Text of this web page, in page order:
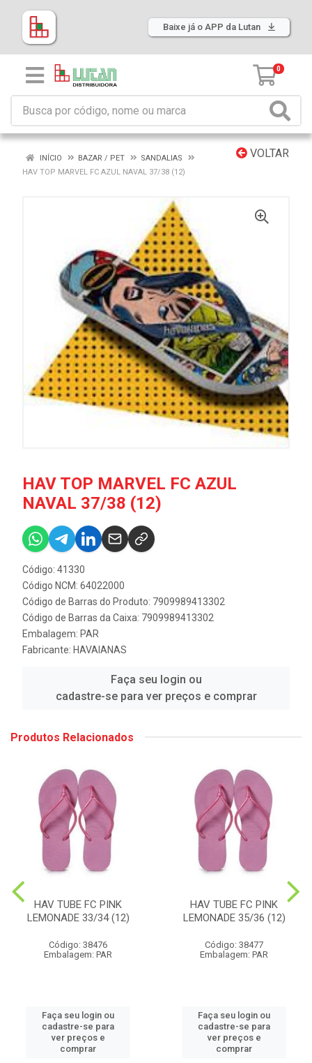
Baixe já o APP da Lutan
0
VOLTAR
INÍCIO BAZAR / PET
SANDALIAS
HAV TOP MARVEL FC AZUL NAVAL 37/38 (12)
HAV TOP MARVEL FC AZUL
NAVAL 37/38 (12)
Código: 41330
Código NCM: 64022000
Código de Barras do Produto: 7909989413302
Código de Barras da Caixa: 7909989413302
Embalagem: PAR
Fabricante: HAVAIANAS
Faça seu login ou
cadastre-se para ver preços e comprar
Produtos Relacionados
HAV TUBE FC PINK
LEMONADE 33/34 (12)
Código: 38476
Embalagem: PAR
Faça seu login ou
cadastre-se para
ver preços e
comprar
HAV TUBE FC PINK
LEMONADE 35/36 (12)
Código: 38477
Embalagem: PAR
Faça seu login ou
cadastre-se para
ver preços e
comprar